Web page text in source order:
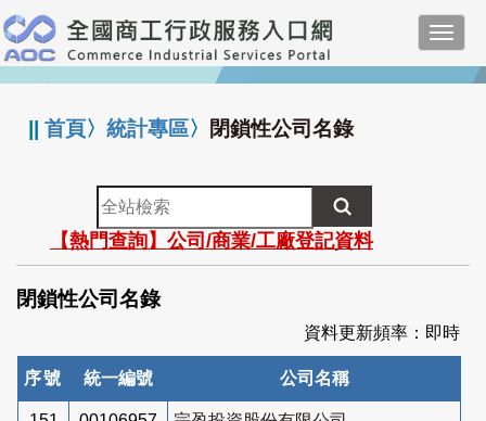
跳
到
主
要
:::
||首頁〉統計專區〉 閉鎖性公司名錄
全
站
檢
索
【熱門查詢】公司/商業/工廠登記資料
閉鎖性公司名錄
資料更新頻率：即時
序號 統一編號 公司名稱